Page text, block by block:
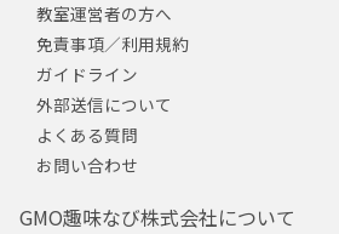
教室運営者の方へ
免責事項／利用規約
ガイドライン
外部送信について
よくある質問
お問い合わせ
GMO趣味なび株式会社について